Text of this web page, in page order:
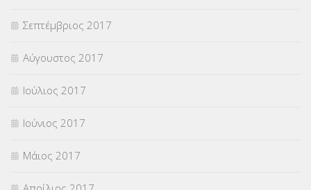
Σεπτέμβριος 2017
Αύγουστος 2017
Ιούλιος 2017
Ιούνιος 2017
Μάιος 2017